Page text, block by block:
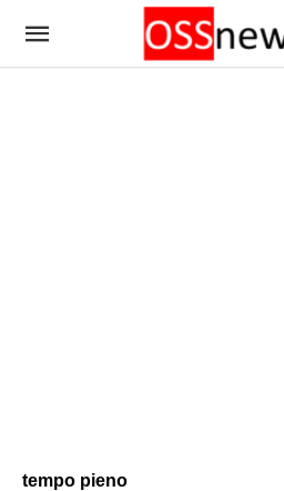
tempo pieno